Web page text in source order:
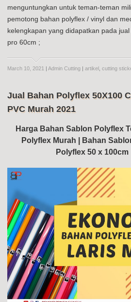
menguntungkan untuk teman-teman
pemotong bahan polyflex / vinyl dan
kelengkapan yang didapatkan pada
pro 60cm ;
March 10, 2021 | Admin Cutting | artikel cutting
Jual Bahan Polyflex 50X100
PVC Murah 2021
Harga Bahan Sablon Polyflex
Polyflex Murah | Bahan
Polyflex 50 x